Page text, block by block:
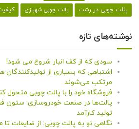
پالت چوبی در رشت پالت چوبی شهبازی
نوشته‌های تازه
سودی که از کف انبار شروع می شود!
اشتباهی که بسیاری از تولیدکنندگان
مرتکب می‌شوند
فروشگاه خود را با پالت چوبی متحول
پالت‌ها در صنعت خودروسازی: ستون
تولید کارآمد
نگاهی نو به پالت چوبی: از ضایعات تا